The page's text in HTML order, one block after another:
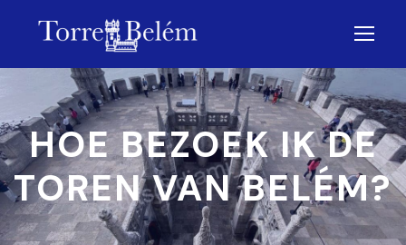
HOE BEZOEK IK DE
TOREN VAN BELÉM?